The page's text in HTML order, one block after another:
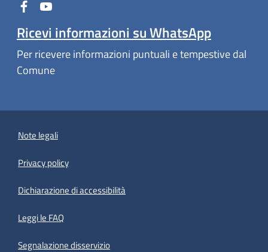
Ricevi informazioni su WhatsApp
Per ricevere informazioni puntuali e tempestive dal
Comune
Note legali
Privacy policy
Dichiarazione di accessibilità
Leggi le FAQ
Segnalazione disservizio